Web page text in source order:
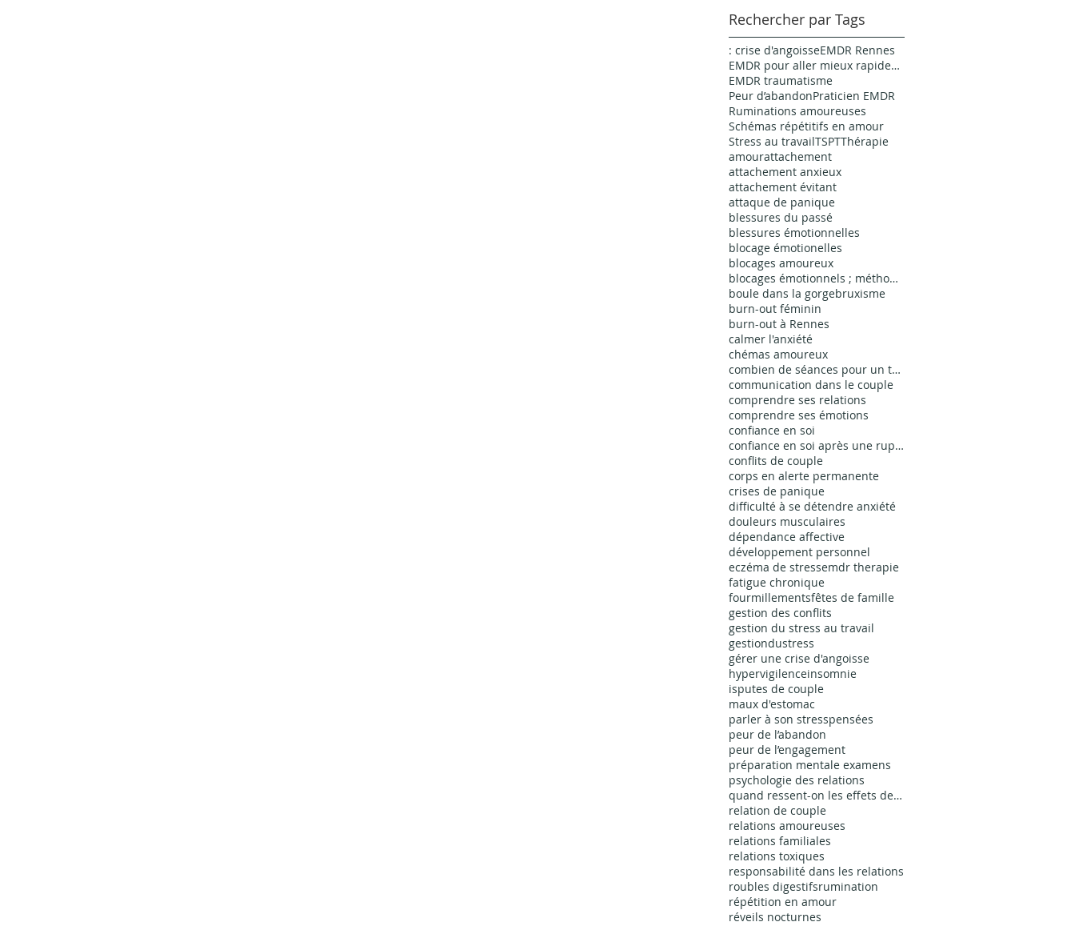
Rechercher par Tags
: crise d'angoisseEMDR Rennes
EMDR pour aller mieux rapidement
EMDR traumatisme
Peur d’abandonPraticien EMDR
Ruminations amoureuses
Schémas répétitifs en amour
Stress au travailTSPTThérapie
amourattachement
attachement anxieux
attachement évitant
attaque de panique
blessures du passé
blessures émotionnelles
blocage émotionelles
blocages amoureux
blocages émotionnels ; méthode EMDR bienfaits ; thérapie EMDR
boule dans la gorgebruxisme
burn-out féminin
burn-out à Rennes
calmer l'anxiété
chémas amoureux
combien de séances pour un traumatisme simple
communication dans le couple
comprendre ses relations
comprendre ses émotions
confiance en soi
confiance en soi après une rupture
conflits de couple
corps en alerte permanente
crises de panique
difficulté à se détendre anxiété
douleurs musculaires
dépendance affective
développement personnel
eczéma de stressemdr therapie
fatigue chronique
fourmillementsfêtes de famille
gestion des conflits
gestion du stress au travail
gestiondustress
gérer une crise d'angoisse
hypervigilenceinsomnie
isputes de couple
maux d'estomac
parler à son stresspensées
peur de l’abandon
peur de l’engagement
préparation mentale examens
psychologie des relations
quand ressent-on les effets de l'EMDR
relation de couple
relations amoureuses
relations familiales
relations toxiques
responsabilité dans les relations
roubles digestifsrumination
répétition en amour
réveils nocturnes